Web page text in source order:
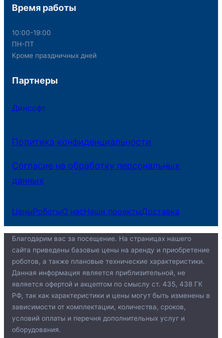
Время работы
10:00-19:00
ПН-ПТ
Кроме праздничных дней
Партнеры
Динсофт
Политика конфиденциальности
Согласие на обработку персональных
данных
ЦеныРоботыО насНаши проектыДоставка
Благодарим вас за посещение. На страницах нашего
сайта приведены базовые цены на аренду и приобретение
роботов, а также плановые технические характеристики.
Данная информация является приблизительной, не
является офертой и акцептом по смыслу ст. 435, 438 ГК
РФ, так как характеристики и цены могут быть изменены в
зависимости от комплектации, количества, сроков,
условий оплаты и перечня дополнительных услуг и
оборудования.